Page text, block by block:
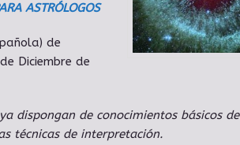
ASTRÓLOGOS
de
Diciembre de
dispongan de conocimientos básicos de
técnicas de interpretación.